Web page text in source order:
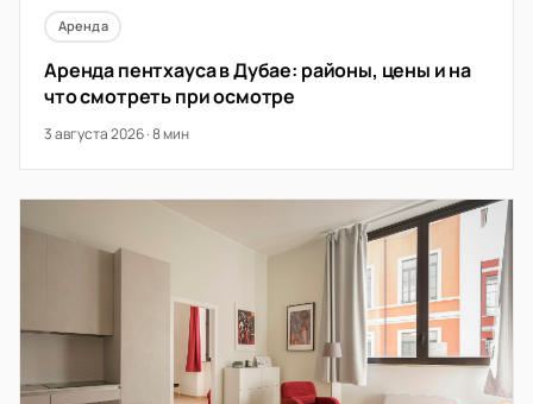
Аренда
Аренда пентхауса в Дубае: районы, цены и на
что смотреть при осмотре
3 августа 2026 · 8 мин